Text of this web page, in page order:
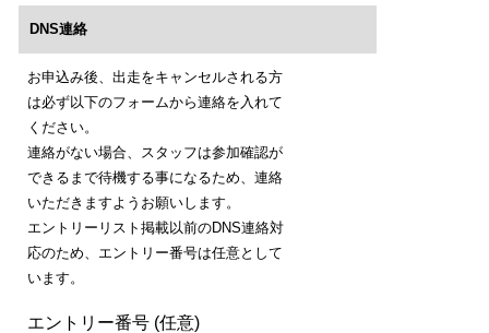
DNS連絡
お申込み後、出走をキャンセルされる方
は必ず以下のフォームから連絡を入れて
ください。
連絡がない場合、スタッフは参加確認が
できるまで待機する事になるため、連絡
いただきますようお願いします。
エントリーリスト掲載以前のDNS連絡対
応のため、エントリー番号は任意として
います。
エントリー番号 (任意)